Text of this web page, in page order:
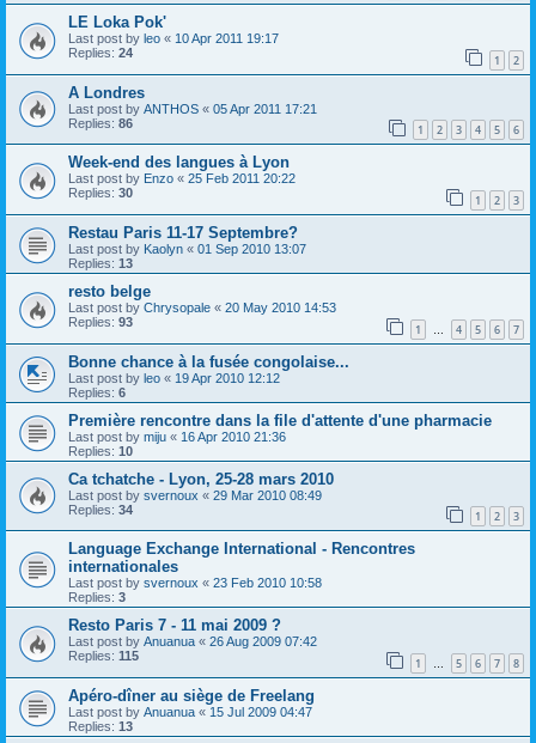
LE Loka Pok'
Last post by leo « 10 Apr 2011 19:17
Replies: 24 1 2
A Londres
Last post by ANTHOS « 05 Apr 2011 17:21
Replies: 86 1 2 3 4 5 6
Week-end des langues à Lyon
Last post by Enzo « 25 Feb 2011 20:22
Replies: 30 1 2 3
Restau Paris 11-17 Septembre?
Last post by Kaolyn « 01 Sep 2010 13:07
Replies: 13
resto belge
Last post by Chrysopale « 20 May 2010 14:53
Replies: 93 1 … 4 5 6 7
Bonne chance à la fusée congolaise...
Last post by leo « 19 Apr 2010 12:12
Replies: 6
Première rencontre dans la file d'attente d'une pharmacie
Last post by miju « 16 Apr 2010 21:36
Replies: 10
Ca tchatche - Lyon, 25-28 mars 2010
Last post by svernoux « 29 Mar 2010 08:49
Replies: 34 1 2 3
Language Exchange International - Rencontres
internationales
Last post by svernoux « 23 Feb 2010 10:58
Replies: 3
Resto Paris 7 - 11 mai 2009 ?
Last post by Anuanua « 26 Aug 2009 07:42
Replies: 115 1 … 5 6 7 8
Apéro-dîner au siège de Freelang
Last post by Anuanua « 15 Jul 2009 04:47
Replies: 13